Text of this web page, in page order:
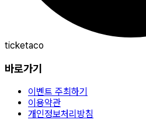
ticketaco
바로가기
이벤트 주최하기
이용약관
개인정보처리방침